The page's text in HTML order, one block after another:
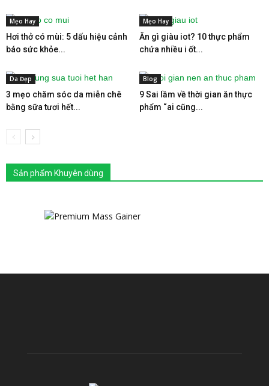
Mẹo Hay
Hơi thở có mùi: 5 dấu hiệu cảnh
báo sức khỏe...
Mẹo Hay
Ăn gì giàu iot? 10 thực phẩm
chứa nhiều i ốt...
Da Đẹp
3 mẹo chăm sóc da miễn chê
bằng sữa tươi hết...
Blog
9 Sai lầm về thời gian ăn thực
phẩm “ai cũng...
Sản phẩm Khuyên dùng